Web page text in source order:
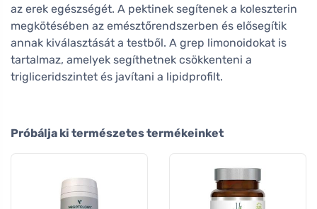
az erek egészségét. A pektinek segítenek a koleszterin
megkötésében az emésztőrendszerben és elősegítik
annak kiválasztását a testből. A grep limonoidokat is
tartalmaz, amelyek segíthetnek csökkenteni a
trigliceridszintet és javítani a lipidprofilt.
Próbálja ki természetes termékeinket